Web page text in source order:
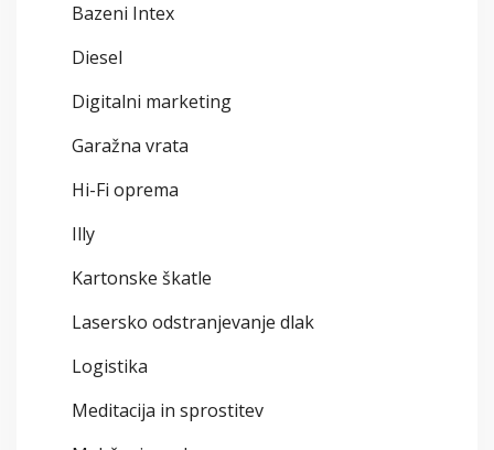
Bazeni Intex
Diesel
Digitalni marketing
Garažna vrata
Hi-Fi oprema
Illy
Kartonske škatle
Lasersko odstranjevanje dlak
Logistika
Meditacija in sprostitev